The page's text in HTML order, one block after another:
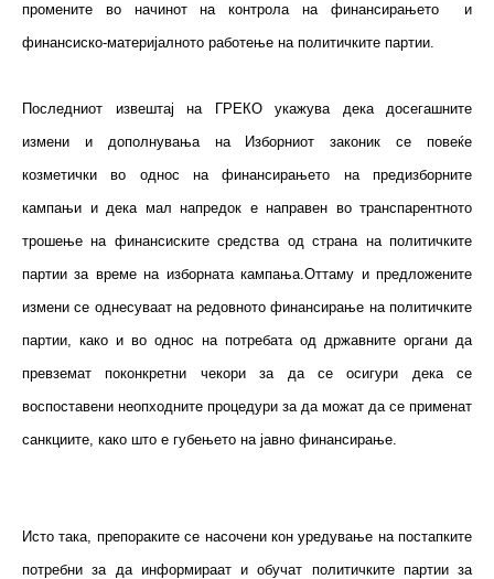
промените во начинот на контрола на финансирањето и
финансиско-материјалното работење на политичките партии.
Последниот извештај на ГРЕКО укажува дека досегашните
измени и дополнувања на Изборниот законик се повеќе
козметички во однос на финансирањето на предизборните
кампањи и дека мал напредок е направен во транспарентното
трошење на финансиските средства од страна на политичките
партии за време на изборната кампања.Оттаму и предложените
измени се однесуваат на редовното финансирање на политичките
партии, како и во однос на потребата од државните органи да
превземат поконкретни чекори за да се осигури дека се
воспоставени неопходните процедури за да можат да се применат
санкциите, како што е губењето на јавно финансирање.
Исто така, препораките се насочени кон уредување на постапките
потребни за да информираат и обучат политичките партии за